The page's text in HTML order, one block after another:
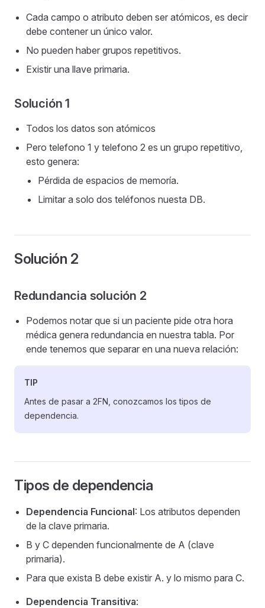
Cada campo o atributo deben ser atómicos, es decir
debe contener un único valor.
No pueden haber grupos repetitivos.
Existir una llave primaria.
Solución 1
Todos los datos son atómicos
Pero telefono 1 y telefono 2 es un grupo repetitivo,
esto genera:
Pérdida de espacios de memoría.
Limitar a solo dos teléfonos nuesta DB.
Solución 2
Redundancia solución 2
Podemos notar que si un paciente pide otra hora
médica genera redundancia en nuestra tabla. Por
ende tenemos que separar en una nueva relación:
TIP
Antes de pasar a 2FN, conozcamos los tipos de
dependencia.
Tipos de dependencia
Dependencia Funcional: Los atributos dependen
de la clave primaria.
B y C dependen funcionalmente de A (clave
primaria).
Para que exista B debe existir A. y lo mismo para C.
Dependencia Transitiva: